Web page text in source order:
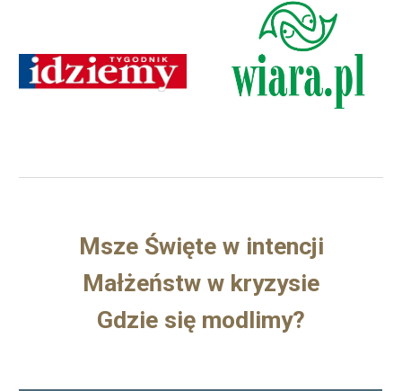
Msze Święte w intencji
Małżeństw w kryzysie
Gdzie się modlimy?